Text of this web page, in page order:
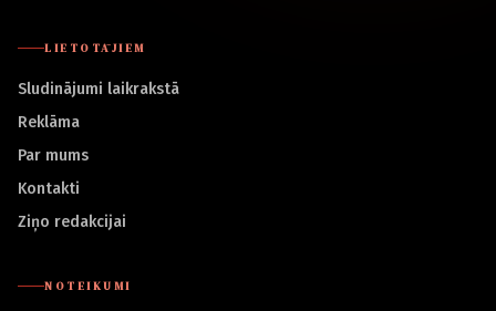
LIETOTĀJIEM
Sludinājumi laikrakstā
Reklāma
Par mums
Kontakti
Ziņo redakcijai
NOTEIKUMI